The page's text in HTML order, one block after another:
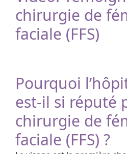
chirurgie de
faciale (FFS)
Pourquoi
est-il si réputé
chirurgie de
faciale (FFS) ?